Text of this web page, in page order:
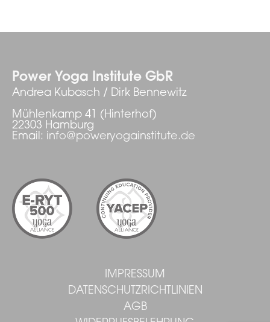
Power Yoga Institute GbR
Andrea Kubasch / Dirk Bennewitz
Mühlenkamp 41 (Hinterhof)
22303 Hamburg
Email: info@poweryogainstitute.de
IMPRESSUM
DATENSCHUTZRICHTLINIEN
AGB